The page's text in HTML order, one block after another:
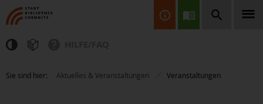
Finden Sie Informationen, Bücher, CDs & DVDs, Spiele, BluRays,
Zeitschriften und vieles mehr...
Sie sind hier: Aktuelles & Veranstaltungen Veranstaltungen